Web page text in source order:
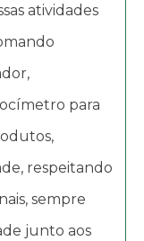
atividades
para
respeitando
sempre
junto aos